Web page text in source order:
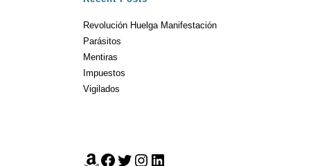
Revolución Huelga Manifestación
Parásitos
Mentiras
Impuestos
Vigilados